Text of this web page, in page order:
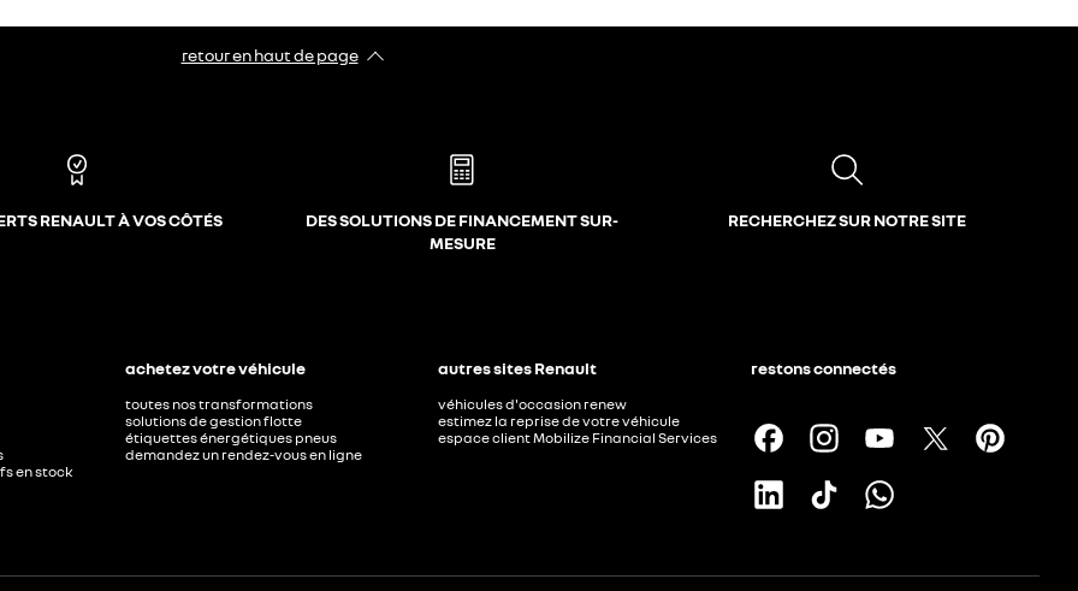
retour en haut de page​
RENAULT À VOS CÔTÉS
DES SOLUTIONS DE FINANCEMENT SUR-
MESURE
RECHERCHEZ SUR NOTRE SITE
en stock
achetez votre véhicule
toutes nos transformations
solutions de gestion flotte
étiquettes énergétiques pneus
demandez un rendez-vous en ligne
autres sites Renault
véhicules d'occasion renew
estimez la reprise de votre véhicule
espace client Mobilize Financial Services
restons connectés